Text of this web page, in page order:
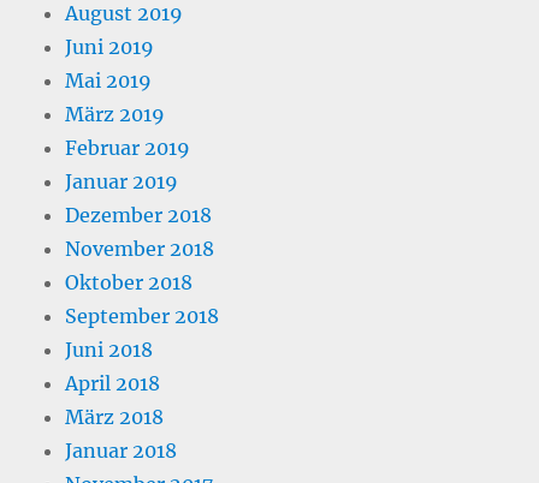
August 2019
Juni 2019
Mai 2019
März 2019
Februar 2019
Januar 2019
Dezember 2018
November 2018
Oktober 2018
September 2018
Juni 2018
April 2018
März 2018
Januar 2018